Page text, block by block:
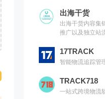
出海干货
出海干货内容集
推广以及独立站
17TRACK
智能物流追踪管
TRACK718
一站式跨境物流